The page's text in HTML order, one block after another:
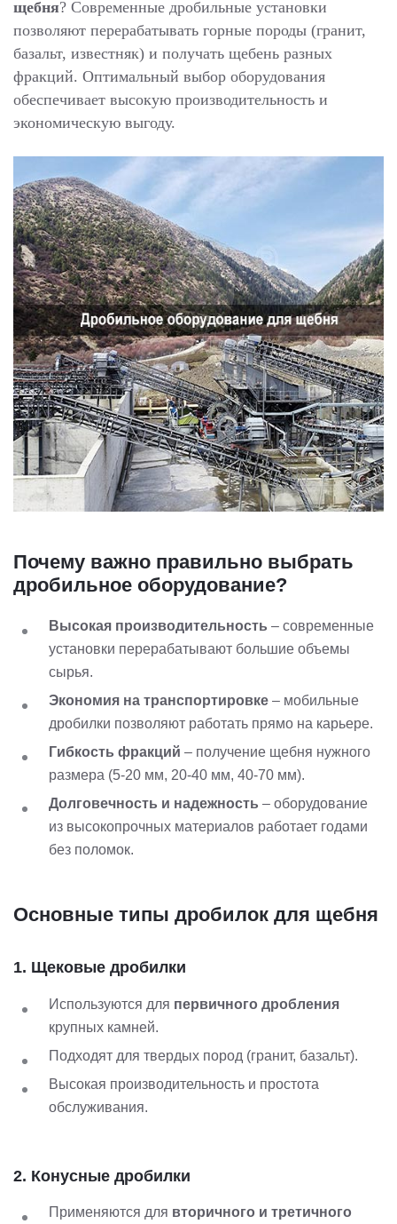
щебня? Современные дробильные установки
позволяют перерабатывать горные породы (гранит,
базальт, известняк) и получать щебень разных
фракций. Оптимальный выбор оборудования
обеспечивает высокую производительность и
экономическую выгоду.
Почему важно правильно выбрать
дробильное оборудование?
Высокая производительность – современные
установки перерабатывают большие объемы
сырья.
Экономия на транспортировке – мобильные
дробилки позволяют работать прямо на карьере.
Гибкость фракций – получение щебня нужного
размера (5-20 мм, 20-40 мм, 40-70 мм).
Долговечность и надежность – оборудование
из высокопрочных материалов работает годами
без поломок.
Основные типы дробилок для щебня
1. Щековые дробилки
Используются для первичного дробления
крупных камней.
Подходят для твердых пород (гранит, базальт).
Высокая производительность и простота
обслуживания.
2. Конусные дробилки
Применяются для вторичного и третичного